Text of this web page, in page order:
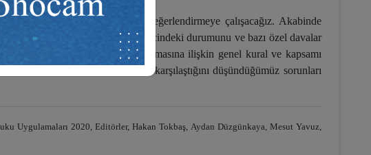
bakımından durumu değerlendirmeye çalışacağız. Akabinde
alacakların konkordato sürecindeki durumunu ve bazı özel davalar
öncelikle takiplerin durmasına ilişkin genel kural ve kapsamı
sürecinde tüketicilerin karşılaştığını düşündüğümüz sorunları
Uygulamaları 2020, Editörler, Hakan Tokbaş, Aydan Düzgünkaya, Mesut Yavuz,